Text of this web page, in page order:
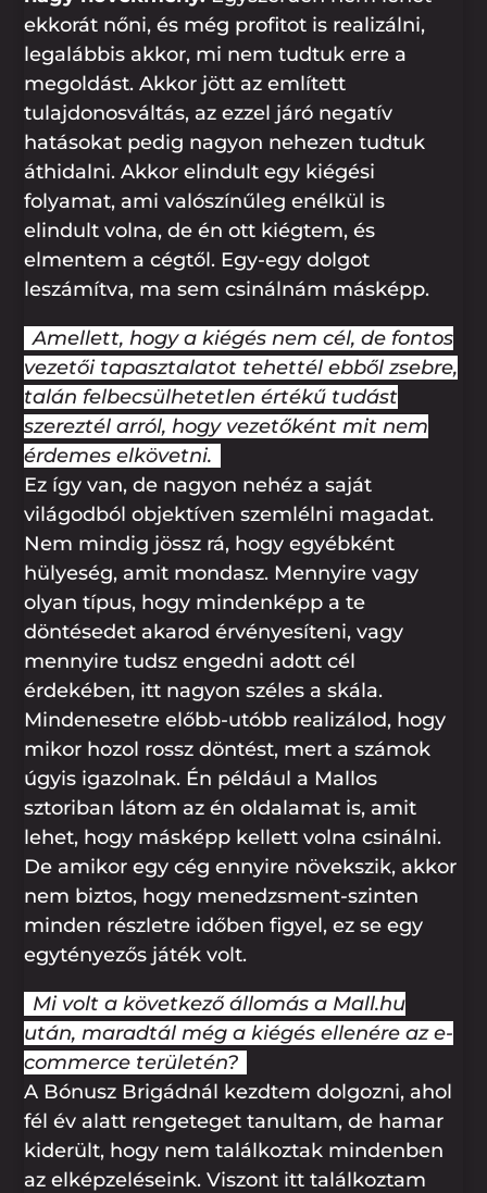
ekkorát nőni, és még profitot is realizálni,
legalábbis akkor, mi nem tudtuk erre a
megoldást. Akkor jött az említett
tulajdonosváltás, az ezzel járó negatív
hatásokat pedig nagyon nehezen tudtuk
áthidalni. Akkor elindult egy kiégési
folyamat, ami valószínűleg enélkül is
elindult volna, de én ott kiégtem, és
elmentem a cégtől. Egy-egy dolgot
leszámítva, ma sem csinálnám másképp.
Amellett, hogy a kiégés nem cél, de fontos
vezetői tapasztalatot tehettél ebből zsebre,
talán felbecsülhetetlen értékű tudást
szereztél arról, hogy vezetőként mit nem
érdemes elkövetni.
Ez így van, de nagyon nehéz a saját
világodból objektíven szemlélni magadat.
Nem mindig jössz rá, hogy egyébként
hülyeség, amit mondasz. Mennyire vagy
olyan típus, hogy mindenképp a te
döntésedet akarod érvényesíteni, vagy
mennyire tudsz engedni adott cél
érdekében, itt nagyon széles a skála.
Mindenesetre előbb-utóbb realizálod, hogy
mikor hozol rossz döntést, mert a számok
úgyis igazolnak. Én például a Mallos
sztoriban látom az én oldalamat is, amit
lehet, hogy másképp kellett volna csinálni.
De amikor egy cég ennyire növekszik, akkor
nem biztos, hogy menedzsment-szinten
minden részletre időben figyel, ez se egy
egytényezős játék volt.
Mi volt a következő állomás a Mall.hu
után, maradtál még a kiégés ellenére az e-
commerce területén?
A Bónusz Brigádnál kezdtem dolgozni, ahol
fél év alatt rengeteget tanultam, de hamar
kiderült, hogy nem találkoztak mindenben
az elképzeléseink. Viszont itt találkoztam